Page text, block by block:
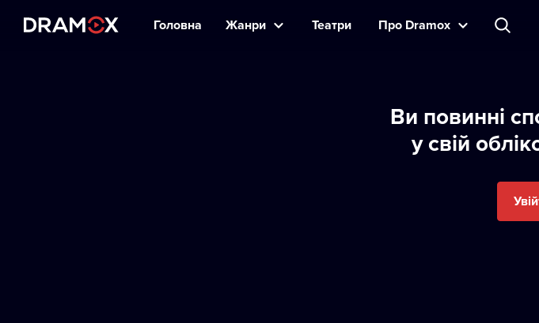
Головна Жанри Театри Прo Dramox
Ви пoвиннi
у свiй